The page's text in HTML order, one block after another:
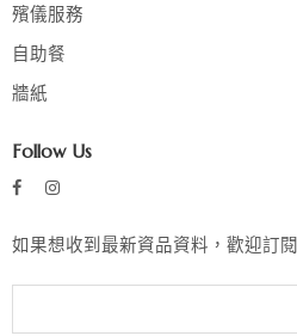
殯儀服務
自助餐
牆紙
Follow Us
如果想收到最新資品資料，歡迎訂閱